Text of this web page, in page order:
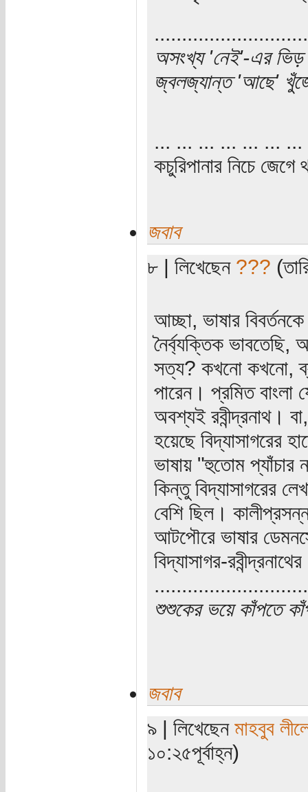
অসংখ্য 'নেই'-এর ভিড়
জ্বলজ্যান্ত 'আছে'
... ... ... ... ... ...
কচুরিপানার নিচে জেগে
জবাব
৮ | লিখেছেন ???
আচ্ছা, ভাষার
নৈর্ব্যক্তিক
সত্য? কখনো কখনো,
পারেন। প্রমিত বাংলা
অবশ্যই রবীন্দ্রনাথ।
হয়েছে বিদ্যাসাগরের
ভাষায় "হুতোম
কিন্তু বিদ্যাসাগরের
বেশি ছিল।
আটপৌরে ভাষার
বিদ্যাসাগর-
শুশুকের ভয়ে কাঁপতে
জবাব
৯ | লিখেছেন মাহবুব
১০:২৫পূর্বাহ্ন)